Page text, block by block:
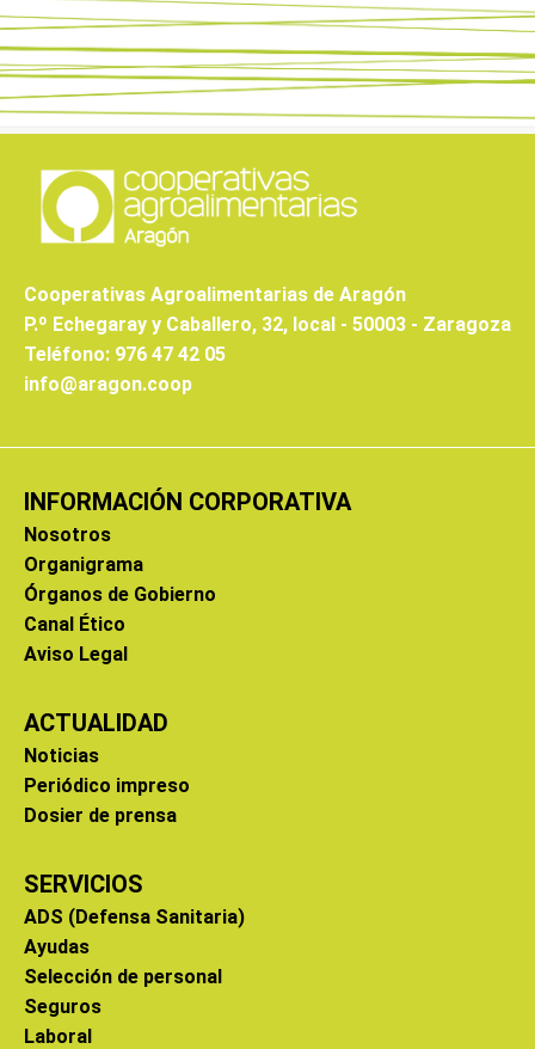
Cooperativas Agroalimentarias de Aragón
P.º Echegaray y Caballero, 32, local - 50003 - Zaragoza
Teléfono: 976 47 42 05
info@aragon.coop
INFORMACIÓN CORPORATIVA
Nosotros
Organigrama
Órganos de Gobierno
Canal Ético
Aviso Legal
ACTUALIDAD
Noticias
Periódico impreso
Dosier de prensa
SERVICIOS
ADS (Defensa Sanitaria)
Ayudas
Selección de personal
Seguros
Laboral